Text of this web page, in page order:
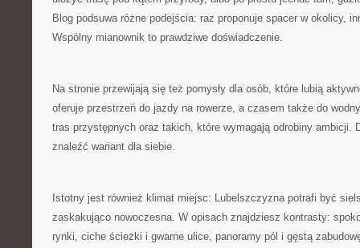
Blog podsuwa różne podejścia: raz proponuje spacer w okolicy,
Wspólny mianownik to prawdziwe doświadczenie.
Na stronie przewijają się też pomysły dla osób, które lubią
oferuje przestrzeń do jazdy na rowerze, a czasem także do
tras przystępnych oraz takich, które wymagają odrobiny ambicji.
znaleźć wariant dla siebie.
Istotny jest również klimat miejsc: Lubelszczyzna potrafi być
zaskakująco nowoczesna. W opisach znajdziesz kontrasty:
rynki, ciche ścieżki i gwarne ulice, panoramy pól i gęstą